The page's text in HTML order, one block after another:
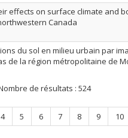
effects on surface climate and
Canada
du sol en milieu urbain par
de la région métropolitaine de
de résultats : 524
Page
4 Page
5 Page
6 Page
7 Page
8 Page
9 Page
10